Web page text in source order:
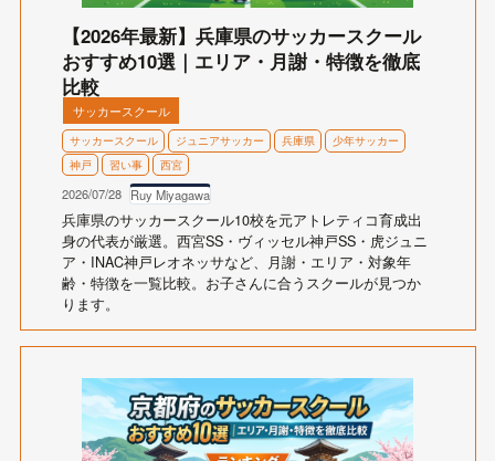
【2026年最新】兵庫県のサッカースクール
おすすめ10選｜エリア・月謝・特徴を徹底
比較
サッカースクール
サッカースクール ジュニアサッカー 兵庫県
少年サッカー
神戸
習い事 西宮
2026/07/28 Ruy Miyagawa
兵庫県のサッカースクール10校を元アトレティコ育成出
身の代表が厳選。西宮SS・ヴィッセル神戸SS・虎ジュニ
ア・INAC神戸レオネッサなど、月謝・エリア・対象年
齢・特徴を一覧比較。お子さんに合うスクールが見つか
ります。